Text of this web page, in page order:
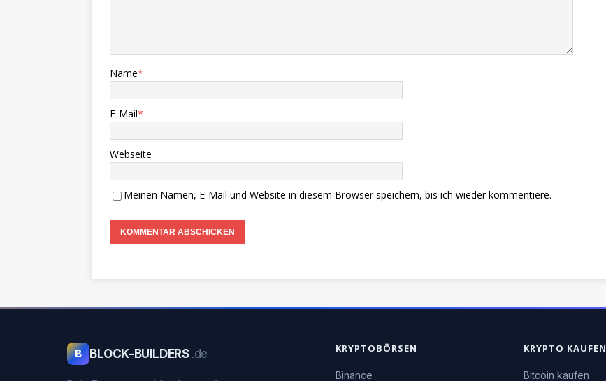
Name*
E-Mail*
Webseite
Meinen Namen, E-Mail und Website in diesem Browser speichern, bis ich wieder kommentiere.
B BLOCK-BUILDERS .de KRYPTOBÖRSEN
Binance
KRYPTO KAUFEN
Bitcoin kaufen